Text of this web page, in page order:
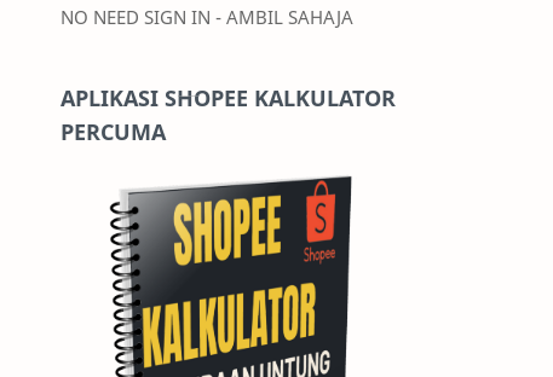
NO NEED SIGN IN - AMBIL SAHAJA
APLIKASI SHOPEE KALKULATOR
PERCUMA